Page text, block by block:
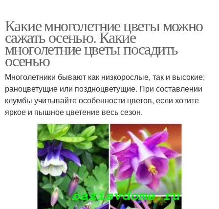
Какие многолетние цветы можно
сажать осенью. Какие
многолетние цветы посадить
осенью
Многолетники бывают как низкорослые, так и высокие;
раноцветущие или поздноцветущие. При составлении
клумбы учитывайте особенности цветов, если хотите
яркое и пышное цветение весь сезон.